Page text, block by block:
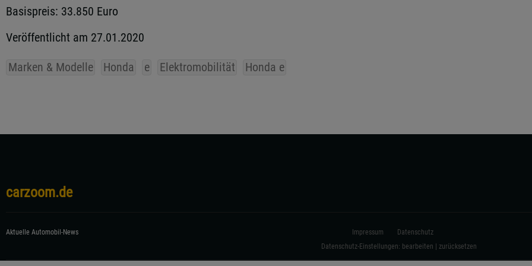
Basispreis: 33.850 Euro
Veröffentlicht am 27.01.2020
Marken & Modelle Honda e Elektromobilität Honda e
carzoom.de
Aktuelle Automobil-News Impressum
Datenschutz
Datenschutz-Einstellungen: bearbeiten | zurücksetzen